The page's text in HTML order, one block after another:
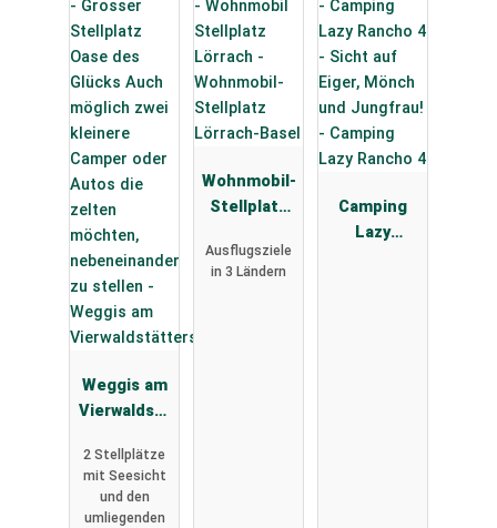
Weggis am
Vierwaldstä
2 Stellplätze
mit Seesicht
und den
umliegenden
Wohnmobil-
Stellplatz
Basel
Ausflugsziele
in 3 Ländern
Camping
Lazy